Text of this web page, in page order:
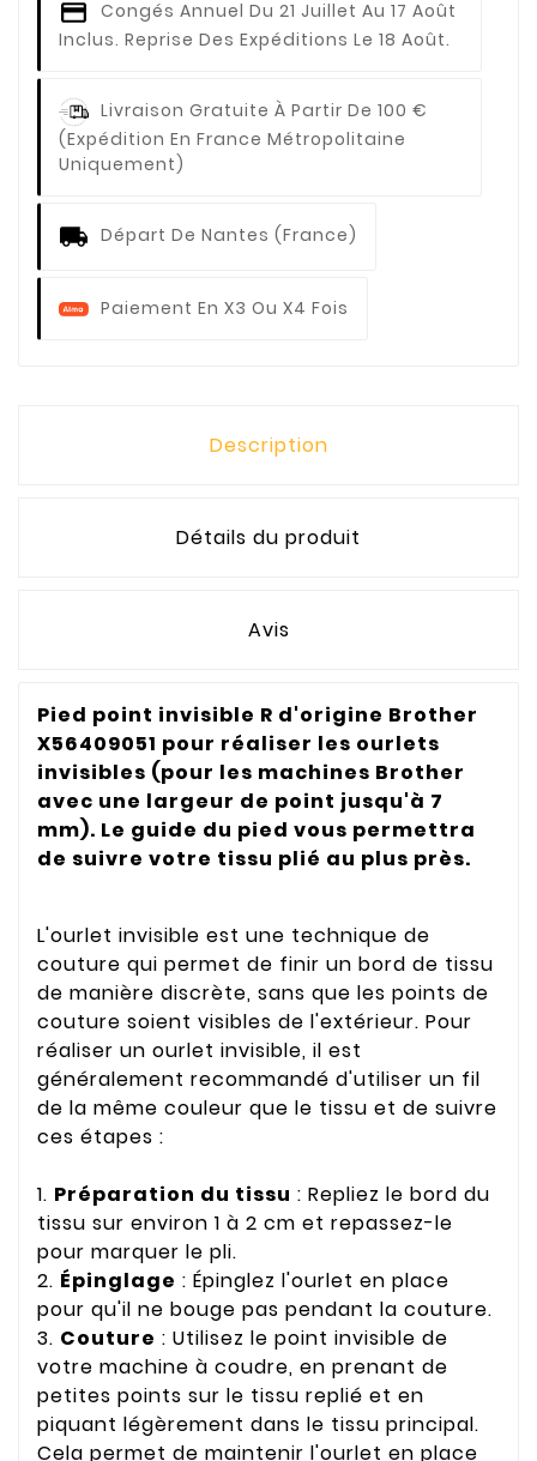
Congés Annuel Du 21 Juillet Au 17 Août
Inclus. Reprise Des Expéditions Le 18 Août.
Livraison Gratuite À Partir De 100 €
(expédition En France Métropolitaine
Uniquement)
Départ De Nantes (France)
Paiement En X3 Ou X4 Fois
Description
Détails du produit
Avis
Pied point invisible R d'origine Brother
X56409051 pour réaliser les ourlets
invisibles (pour les machines Brother
avec une largeur de point jusqu'à 7
mm). Le guide du pied vous permettra
de suivre votre tissu plié au plus près.
L'ourlet invisible est une technique de
couture qui permet de finir un bord de tissu
de manière discrète, sans que les points de
couture soient visibles de l'extérieur. Pour
réaliser un ourlet invisible, il est
généralement recommandé d'utiliser un fil
de la même couleur que le tissu et de suivre
ces étapes :
1. Préparation du tissu : Repliez le bord du
tissu sur environ 1 à 2 cm et repassez-le
pour marquer le pli.
2. Épinglage : Épinglez l'ourlet en place
pour qu'il ne bouge pas pendant la couture.
3. Couture : Utilisez le point invisible de
votre machine à coudre, en prenant de
petites points sur le tissu replié et en
piquant légèrement dans le tissu principal.
Cela permet de maintenir l'ourlet en place